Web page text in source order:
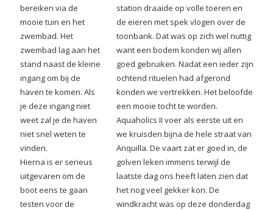
bereiken via de
mooie tuin en het
zwembad. Het
zwembad lag aan het
stand naast de kleine
ingang om bij de
haven te komen. Als
je deze ingang niet
weet zal je de haven
niet snel weten te
vinden.
Hierna is er serieus
uitgevaren om de
boot eens te gaan
testen voor de
station draaide op volle toeren en
de eieren met spek vlogen over de
toonbank. Dat was op zich wel nuttig
want een bodem konden wij allen
goed gebruiken. Nadat een ieder zijn
ochtend rituelen had afgerond
konden we vertrekken. Het beloofde
een mooie tocht te worden.
Aquaholics II voer als eerste uit en
we kruisden bijna de hele straat van
Anquilla. De vaart zat er goed in, de
golven leken immens terwijl de
laatste dag ons heeft laten zien dat
het nog veel gekker kon. De
windkracht was op deze donderdag